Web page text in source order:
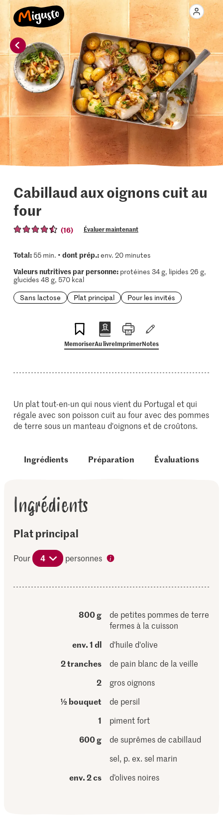
Cabillaud aux oignons cuit au
four
(16) Évaluer maintenant
Total:55 min. • dont prép.:env. 20 minutes
Valeurs nutritives par personne:protéines 34 g, lipides 26 g,
glucides 48 g, 570 kcal
Sans lactose
Plat principal Pour les invités
MemoriserAu livreImprimerNotes
Un plat tout-en-un qui nous vient du Portugal et qui
régale avec son poisson cuit au four avec des pommes
de terre sous un manteau d'oignons et de croûtons.
Ingrédients Préparation Évaluations
Ingrédients
Plat principal
Pour 4 personnes
800 g
de petites pommes de terre
fermes à la cuisson
env. 1 dl
d'huile d'olive
2 tranches
de pain blanc de la veille
2
gros oignons
½ bouquet
de persil
1
piment fort
600 g
de suprêmes de cabillaud
sel, p. ex. sel marin
env. 2 cs
d’olives noires